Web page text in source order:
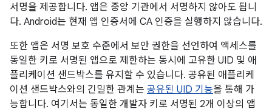
서명을 제공합니다. 앱은 중앙 기관에서 서명하지 않아도 됩니
다. Android는 현재 앱 인증서에 CA 인증을 실행하지 않습니다.
또한 앱은 서명 보호 수준에서 보안 권한을 선언하여 액세스를
동일한 키로 서명된 앱으로 제한하는 동시에 고유한 UID 및 애
플리케이션 샌드박스를 유지할 수 있습니다. 공유된 애플리케
이션 샌드박스와의 긴밀한 관계는 공유된 UID 기능을 통해 가
능합니다. 여기서는 동일한 개발자 키로 서명된 2개 이상의 앱